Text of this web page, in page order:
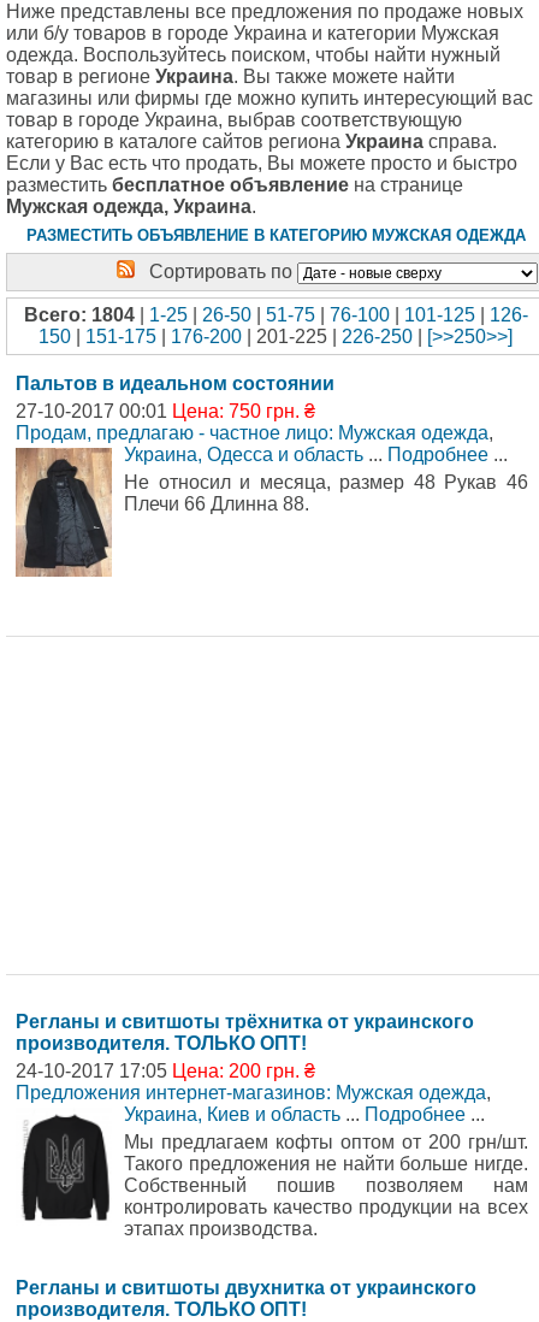
Ниже представлены все предложения по продаже новых
или б/у товаров в городе Украина и категории Мужская
одежда. Воспользуйтесь поиском, чтобы найти нужный
товар в регионе Украина. Вы также можете найти
магазины или фирмы где можно купить интересующий вас
товар в городе Украина, выбрав соответствующую
категорию в каталоге сайтов региона Украина справа.
Если у Вас есть что продать, Вы можете просто и быстро
разместить бесплатное объявление на странице
Мужская одежда, Украина.
РАЗМЕСТИТЬ ОБЪЯВЛЕНИЕ В КАТЕГОРИЮ МУЖСКАЯ ОДЕЖДА
Сортировать по
Всего: 1804| 1-25| 26-50| 51-75| 76-100| 101-125| 126-
150
151-175 176-200 | 201-225 | 226-250 [>>250>>]
Пальтов в идеальном состоянии
27-10-2017 00:01 Цена: 750 грн. ₴
Продам, предлагаю - частное лицо: Мужская одежда,
Украина, Одесса и область ... Подробнее ...
Не относил и месяца, размер 48 Рукав 46
Плечи 66 Длинна 88.
Регланы и свитшоты трёхнитка от украинского
производителя. ТОЛЬКО ОПТ!
24-10-2017 17:05 Цена: 200 грн. ₴
Предложения интернет-магазинов: Мужская одежда,
Украина, Киев и область ... Подробнее ...
Мы предлагаем кофты оптом от 200 грн/шт.
Такого предложения не найти больше нигде.
Собственный пошив позволяем нам
контролировать качество продукции на всех
этапах производства.
Регланы и свитшоты двухнитка от украинского
производителя. ТОЛЬКО ОПТ!